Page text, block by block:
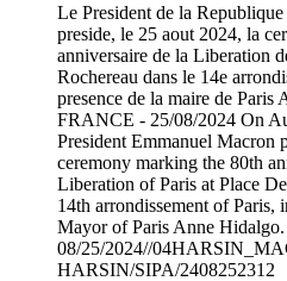
Le President de la
preside, le 25 aout 2024, la
anniversaire de la Liberation
Rochereau dans le 14e
presence de la maire de Paris
FRANCE - 25/08/2024 On
President Emmanuel Macron
ceremony marking the 80th
Liberation of Paris at Place
14th arrondissement of Paris,
Mayor of Paris Anne
08/25/2024//
HARSIN/SIPA/2408252312